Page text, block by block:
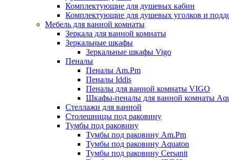
Комплектующие для душевых кабин
Комплектующие для душевых уголков и
Мебель для ванной комнаты
Зеркала для ванной комнаты
Зеркальные шкафы
Зеркальные шкафы Vigo
Пеналы
Пеналы Am.Pm
Пеналы Iddis
Пеналы для ванной комнаты VIGO
Шкафы-пеналы для ванной комнаты
Стеллажи для ванной
Столешницы под раковину
Тумбы под раковину
Тумбы под раковину Am.Pm
Тумбы под раковину Aquaton
Тумбы под раковину Cersanit